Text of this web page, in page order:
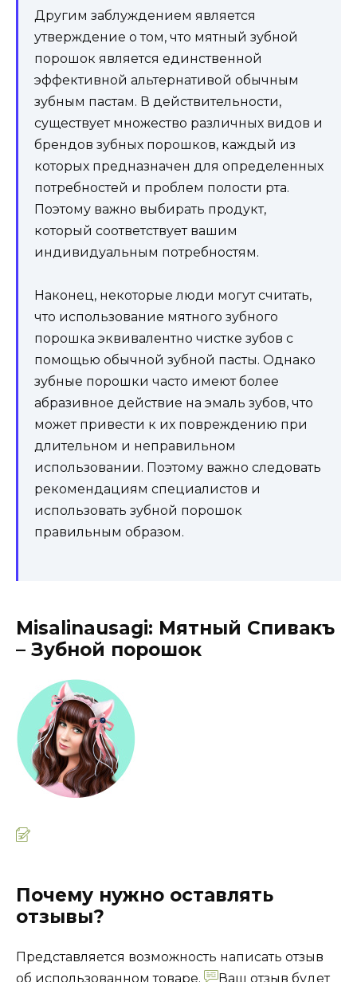
Другим заблуждением является
утверждение о том, что мятный зубной
порошок является единственной
эффективной альтернативой обычным
зубным пастам. В действительности,
существует множество различных видов и
брендов зубных порошков, каждый из
которых предназначен для определенных
потребностей и проблем полости рта.
Поэтому важно выбирать продукт,
который соответствует вашим
индивидуальным потребностям.
Наконец, некоторые люди могут считать,
что использование мятного зубного
порошка эквивалентно чистке зубов с
помощью обычной зубной пасты. Однако
зубные порошки часто имеют более
абразивное действие на эмаль зубов, что
может привести к их повреждению при
длительном и неправильном
использовании. Поэтому важно следовать
рекомендациям специалистов и
использовать зубной порошок
правильным образом.
Misalinausagi: Мятный Спивакъ
– Зубной порошок
Почему нужно оставлять
отзывы?
Представляется возможность написать отзыв
об использованном товаре.
Ваш отзыв будет